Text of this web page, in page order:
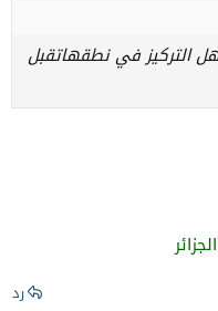
التركيز في نطقهاتقبل
رد